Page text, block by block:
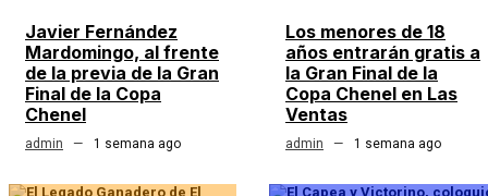
Javier Fernández
Mardomingo, al frente
de la previa de la Gran
Final de la Copa
Chenel
admin 1 semana ago
Los menores de 18
años entrarán gratis a
la Gran Final de la
Copa Chenel en Las
Ventas
admin 1 semana ago